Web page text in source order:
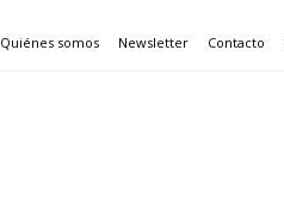
Quiénes somos Newsletter Contacto